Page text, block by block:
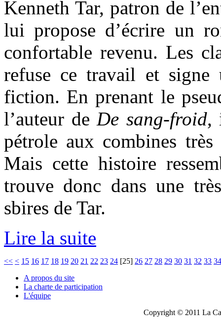
Kenneth Tar, patron de
lui propose d’écrire un
confortable revenu. Les
refuse ce travail et signe
fiction. En prenant le
l’auteur de De sang-froid,
pétrole aux combines
Mais cette histoire
trouve donc dans une
sbires de Tar.
Lire la suite
<< < 15 16 17 18 19 20 21 22 23 24 [25] 26 27 28 29 30 31 32 33 34
A propos du site
La charte de participation
L'équipe
Copyright © 2011 La